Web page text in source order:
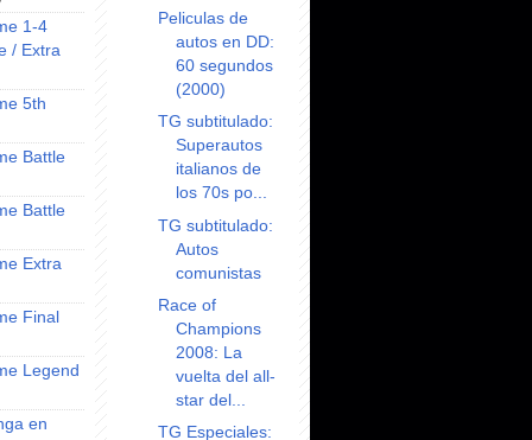
1-4
/ Extra
5th
Battle
Battle
Extra
Final
Legend
en
Peliculas de
autos en DD:
60 segundos
(2000)
TG subtitulado:
Superautos
italianos de
los 70s po...
TG subtitulado:
Autos
comunistas
Race of
Champions
2008: La
vuelta del all-
star del...
TG Especiales: